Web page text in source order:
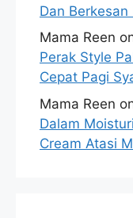
Dan
Mama Reen
Perak Style
Cepat Pagi
Mama Reen
Dalam
Cream Atasi